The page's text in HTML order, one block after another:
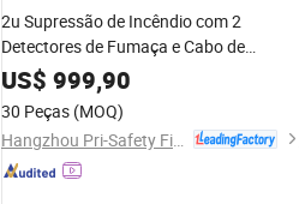
2u Supressão de Incêndio com 2
Detectores de Fumaça e Cabo de
Detecção para Sala de Servidores de
Data Center FM200 Fk-5-1-12 Sistema
de Gás Limpo
US$ 999,90
30 Peças (MOQ)